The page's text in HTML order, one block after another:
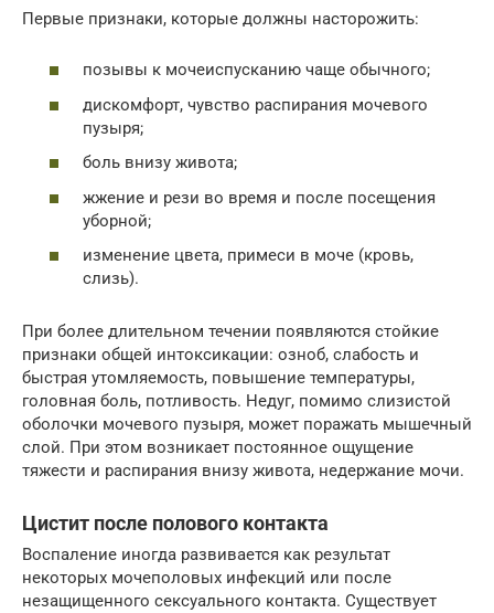
Первые признаки, которые должны насторожить:
позывы к мочеиспусканию чаще обычного;
дискомфорт, чувство распирания мочевого
пузыря;
боль внизу живота;
жжение и рези во время и после посещения
уборной;
изменение цвета, примеси в моче (кровь,
слизь).
При более длительном течении появляются стойкие
признаки общей интоксикации: озноб, слабость и
быстрая утомляемость, повышение температуры,
головная боль, потливость. Недуг, помимо слизистой
оболочки мочевого пузыря, может поражать мышечный
слой. При этом возникает постоянное ощущение
тяжести и распирания внизу живота, недержание мочи.
Цистит после полового контакта
Воспаление иногда развивается как результат
некоторых мочеполовых инфекций или после
незащищенного сексуального контакта. Существует